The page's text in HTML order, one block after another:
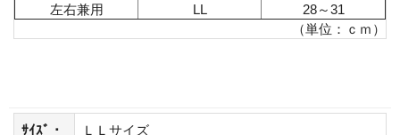
左右兼用
LL
28～31
（単位：ｃｍ）
ｻｲｽﾞ・
ＬＬサイズ